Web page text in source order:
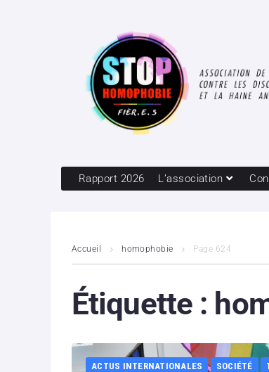
Rapport 2026 L’association
Accueil homophobie Page 624
Étiquette :
ACTUS INTERNATIONALES SOCIÉTÉ